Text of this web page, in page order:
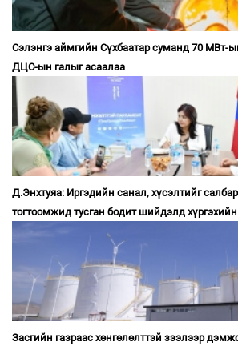
Сэлэнгэ аймгийн Сүхбаатар суманд 70 МВт-
ДЦС-ын галыг асаалаа
Д.Энхтуяа: Иргэдийн санал, хүсэлтийг
тогтоомжид тусган бодит шийдэлд
Засгийн газраас хөнгөлөлттэй зээлээр